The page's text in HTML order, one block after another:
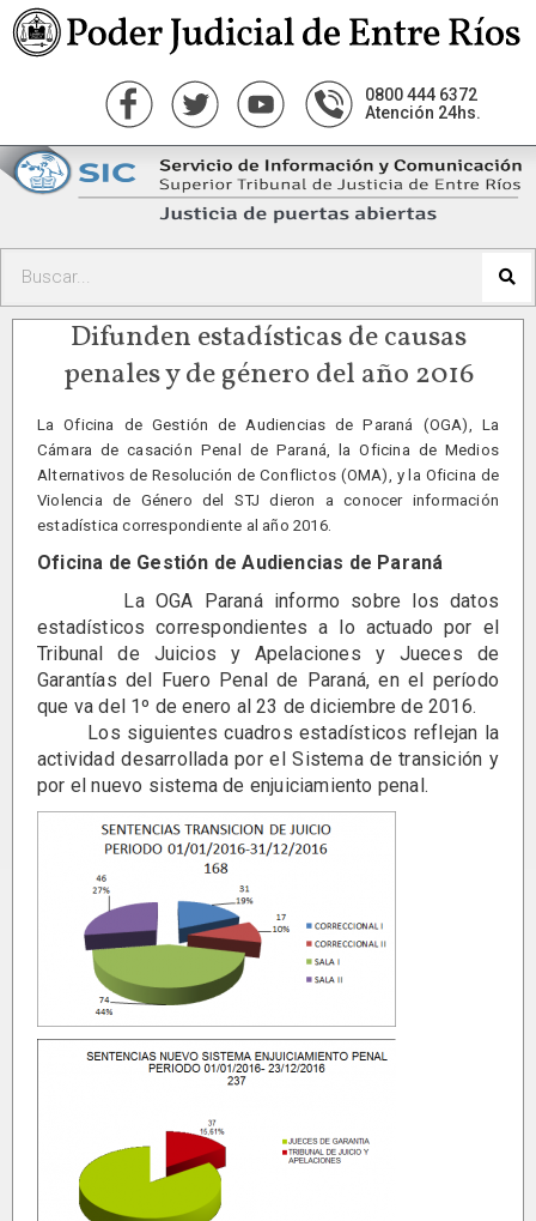
0800 444 6372
Atención 24hs.
Difunden estadísticas de causas
penales y de género del año 2016
La Oficina de Gestión de Audiencias de Paraná (OGA), La
Cámara de casación Penal de Paraná, la Oficina de Medios
Alternativos de Resolución de Conflictos (OMA), y la Oficina de
Violencia de Género del STJ dieron a conocer información
estadística correspondiente al año 2016.
Oficina de Gestión de Audiencias de Paraná
La OGA Paraná informo sobre los datos
estadísticos correspondientes a lo actuado por el
Tribunal de Juicios y Apelaciones y Jueces de
Garantías del Fuero Penal de Paraná, en el período
que va del 1º de enero al 23 de diciembre de 2016.
Los siguientes cuadros estadísticos reflejan la
actividad desarrollada por el Sistema de transición y
por el nuevo sistema de enjuiciamiento penal.